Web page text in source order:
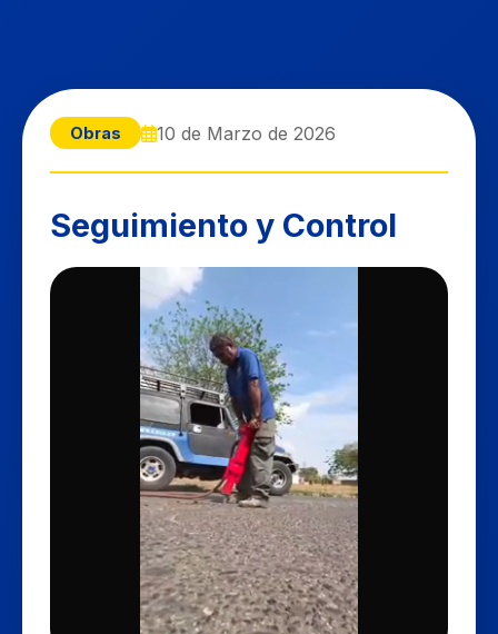
Obras 10 de Marzo de 2026
Seguimiento y Control